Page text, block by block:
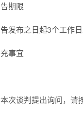
期限
发布之日起3个工作日
事宜
次谈判提出询问，请